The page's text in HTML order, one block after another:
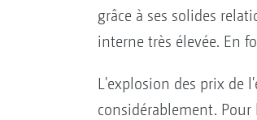
grâce à ses solides
interne très élevée. En
L'explosion des prix de
considérablement.